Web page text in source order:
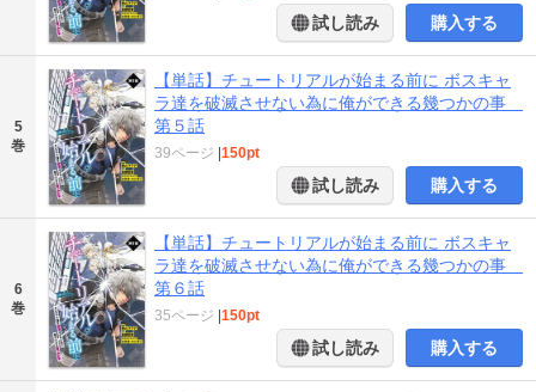
試し読み 購入する
5
巻
【単話】チュートリアルが始まる前に ボスキャ
ラ達を破滅させない為に俺ができる幾つかの事
第５話
39ページ 150pt
試し読み 購入する
6
巻
【単話】チュートリアルが始まる前に ボスキャ
ラ達を破滅させない為に俺ができる幾つかの事
第６話
35ページ 150pt
試し読み 購入する